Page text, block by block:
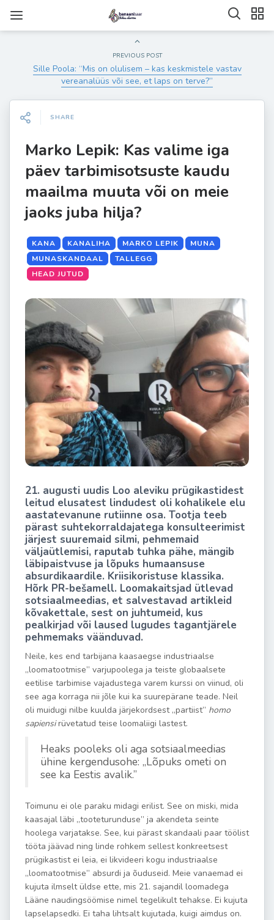
PREVIOUS POST
Sille Poola: “Mis on olulisem – kas keskmistele vastav
vereanalüüs või see, et laps on terve?”
SHARE
Marko Lepik: Kas valime iga
päev tarbimisotsuste kaudu
maailma muuta või on meie
jaoks juba hilja?
KANA KANALIHA MARKO LEPIK
MUNA
MUNASKANDAAL
TALLEGG
HEAD JUTUD
21. augusti uudis Loo aleviku prügikastidest
leitud elusatest lindudest oli kohalikele elu
aastatevanune rutiinne osa. Tootja teeb
pärast suhtekorraldajatega konsulteerimist
järjest suuremaid silmi, pehmemaid
väljaütlemisi, raputab tuhka pähe, mängib
läbipaistvuse ja lõpuks humaansuse
absurdikaardile. Kriisikoristuse klassika.
Hõrk PR-bešamell. Loomakaitsjad ütlevad
sotsiaalmeedias, et salvestavad artikleid
kõvakettale, sest on juhtumeid, kus
pealkirjad või laused lugudes tagantjärele
pehmemaks väänduvad.
Neile, kes end tarbijana kaasaegse industriaalse
„loomatootmise” varjupoolega ja teiste globaalsete
eetilise tarbimise vajadustega varem kurssi on viinud, oli
see aga korraga nii jõle kui ka suurepärane teade. Neil
oli muidugi nilbe kuulda järjekordsest „partiist” homo
sapiensirüvetatud teise loomaliigi lastest.
Heaks pooleks oli aga sotsiaalmeedias
ühine kergendusohe: „Lõpuks ometi on
see ka Eestis avalik.”
Toimunu ei ole paraku midagi erilist. See on miski, mida
kaasajal läbi „tooteturunduse” ja akendeta seinte
hoolega varjatakse. See, kui pärast skandaali paar töölist
tööta jäävad ning linde rohkem sellest konkreetsest
prügikastist ei leia, ei likvideeri kogu industriaalse
„loomatootmise” absurdi ja õuduseid. Meie vanaemad ei
kujuta ilmselt üldse ette, mis 21. sajandil loomadega
Lääne naudingsöömise nimel tegelikult tehakse. Ei kujuta
lapselapsedki. Ei taha lihtsalt kujutada, kuigi aimdus on.